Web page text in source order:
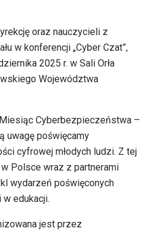
oraz nauczycieli z
w konferencji „Cyber Czat”,
2025 r. w Sali Orła
Województwa
Cyberbezpieczeństwa –
uwagę poświęcamy
cyfrowej młodych ludzi. Z tej
Polsce wraz z partnerami
wydarzeń poświęconych
edukacji.
jest przez